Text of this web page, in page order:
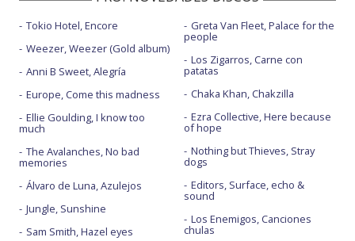
Tokio Hotel, Encore
Weezer, Weezer (Gold album)
Anni B Sweet, Alegría
Europe, Come this madness
Ellie Goulding, I know too
much
The Avalanches, No bad
memories
Álvaro de Luna, Azulejos
Jungle, Sunshine
Sam Smith, Hazel eyes
Greta Van Fleet, Palace for the
people
Los Zigarros, Carne con
patatas
Chaka Khan, Chakzilla
Ezra Collective, Here because
of hope
Nothing but Thieves, Stray
dogs
Editors, Surface, echo &
sound
Los Enemigos, Canciones
chulas